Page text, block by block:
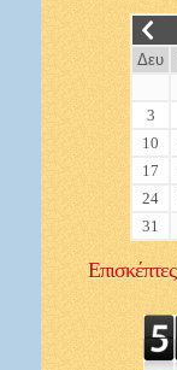
__
Δευ
3
10
17
24
31
Επισκέπτες